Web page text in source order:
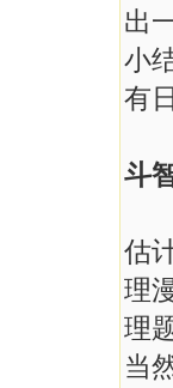
出
小
有
斗
估
理
理
当